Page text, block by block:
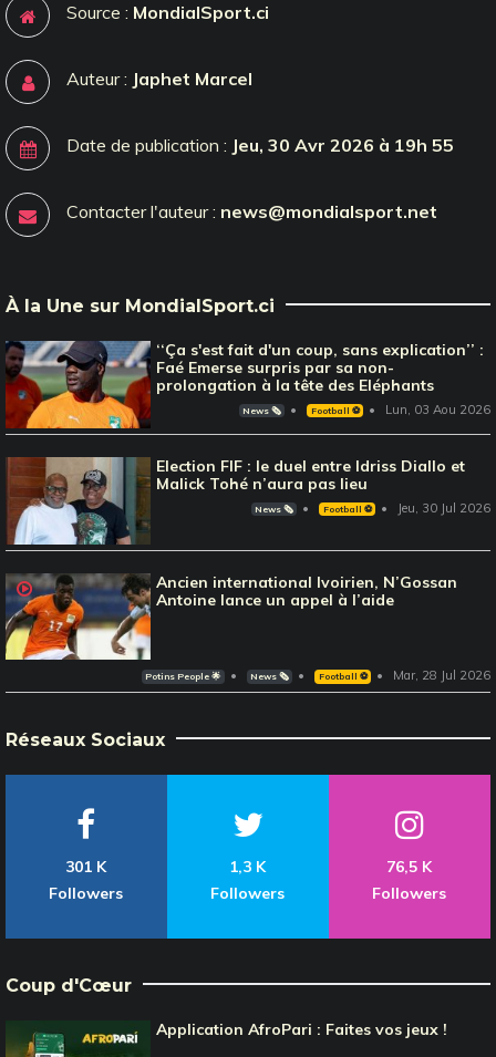
Source : MondialSport.ci
Auteur : Japhet Marcel
Date de publication : Jeu, 30 Avr 2026 à 19h 55
Contacter l'auteur : news@mondialsport.net
À la Une sur MondialSport.ci
‘‘Ça s'est fait d'un coup, sans explication’’ :
Faé Emerse surpris par sa non-
prolongation à la tête des Eléphants
News 🗞️ Football ⚽️ Lun, 03 Aou 2026
Election FIF : le duel entre Idriss Diallo et
Malick Tohé n’aura pas lieu
News 🗞️ Football ⚽️ Jeu, 30 Jul 2026
Ancien international Ivoirien, N’Gossan
Antoine lance un appel à l’aide
Potins People 🌟 News 🗞️ Football ⚽️ Mar, 28 Jul 2026
Réseaux Sociaux
301 K
Followers
1,3 K
Followers
76,5 K
Followers
Coup d'Cœur
Application AfroPari : Faites vos jeux !